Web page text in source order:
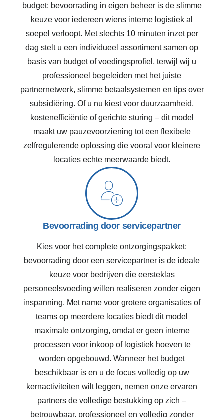
budget: bevoorrading in eigen beheer is de slimme
keuze voor iedereen wiens interne logistiek al
soepel verloopt. Met slechts 10 minuten inzet per
dag stelt u een individueel assortiment samen op
basis van budget of voedingsprofiel, terwijl wij u
professioneel begeleiden met het juiste
partnernetwerk, slimme betaalsystemen en tips over
subsidiëring. Of u nu kiest voor duurzaamheid,
kostenefficiëntie of gerichte sturing – dit model
maakt uw pauzevoorziening tot een flexibele
zelfregulerende oplossing die vooral voor kleinere
locaties echte meerwaarde biedt.
Bevoorrading door servicepartner
Kies voor het complete ontzorgingspakket:
bevoorrading door een servicepartner is de ideale
keuze voor bedrijven die eersteklas
personeelsvoeding willen realiseren zonder eigen
inspanning. Met name voor grotere organisaties of
teams op meerdere locaties biedt dit model
maximale ontzorging, omdat er geen interne
processen voor inkoop of logistiek hoeven te
worden opgebouwd. Wanneer het budget
beschikbaar is en u de focus volledig op uw
kernactiviteiten wilt leggen, nemen onze ervaren
partners de volledige bestukking op zich –
betrouwbaar, professioneel en volledig zonder